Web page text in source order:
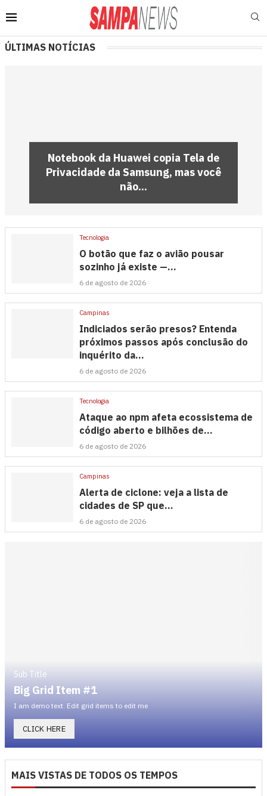
ÚLTIMAS NOTÍCIAS
Notebook da Huawei copia Tela de
Privacidade da Samsung, mas você
não...
Tecnologia
O botão que faz o avião pousar
sozinho já existe —...
6 de agosto de 2026
Campinas
Indiciados serão presos? Entenda
próximos passos após conclusão do
inquérito da...
6 de agosto de 2026
Tecnologia
Ataque ao npm afeta ecossistema de
código aberto e bilhões de...
6 de agosto de 2026
Campinas
Alerta de ciclone: veja a lista de
cidades de SP que...
6 de agosto de 2026
Sub Title
Big Grid Item #1
I am demo text. Edit grid items to edit me
CLICK HERE
MAIS VISTAS DE TODOS OS TEMPOS